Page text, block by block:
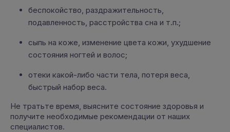
беспокойство, раздражительность,
подавленность, расстройства сна и т.п.;
сыпь на коже, изменение цвета кожи, ухудшение
состояния ногтей и волос;
отеки какой-либо части тела, потеря веса,
быстрый набор веса.
Не тратьте время, выясните состояние здоровья и
получите необходимые рекомендации от наших
специалистов.